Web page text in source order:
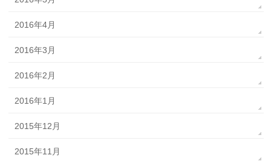
2016年4月
2016年3月
2016年2月
2016年1月
2015年12月
2015年11月